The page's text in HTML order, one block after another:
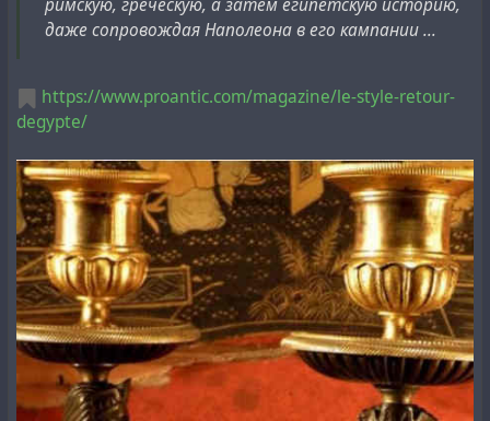
римскую, греческую, а затем египетскую историю,
даже сопровождая Наполеона в его кампании ...
https://www.proantic.com/magazine/le-style-retour-
degypte/